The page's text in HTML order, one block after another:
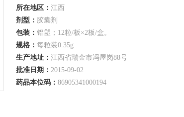
所在地区：江西
剂型： 胶囊剂
包装：铝塑；12粒/板×2板/盒。
规格：每粒装0.35g
生产地址：江西省瑞金市冯屋岗88号
批准日期：2015-09-02
药品本位码：86905341000194